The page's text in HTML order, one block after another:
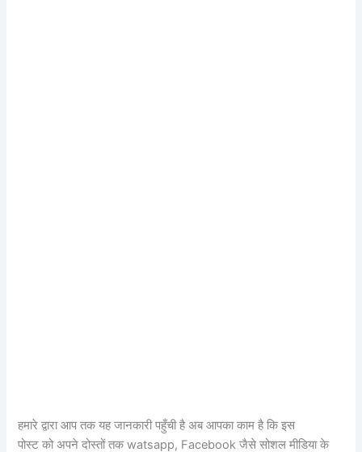
हमारे द्वारा आप तक यह जानकारी पहुँची है अब आपका काम है कि इस
पोस्ट को अपने दोस्तों तक watsapp, Facebook जैसे सोशल मीडिया के